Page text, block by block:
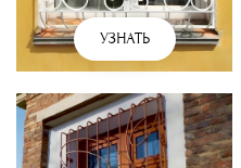
УЗНАТЬ